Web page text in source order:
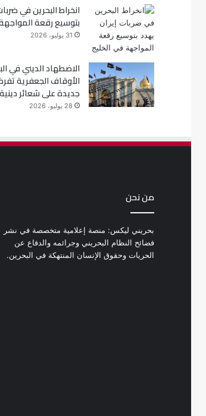
انخراط البحرين في
بتوسيع رقعة
31 يوليو، 2026
الاضطهاد الديني في
الأوقاف الجعفرية
جديدة على شعائر دينية
28 يوليو، 2026
من نحن
بحريني ليكس: منصة إعلامية متخصصة في نشر
فضائح النظام البحريني وجرائمه والدفاع عن
الحريات وحقوق الإنسان المنتهكة في البحرين.